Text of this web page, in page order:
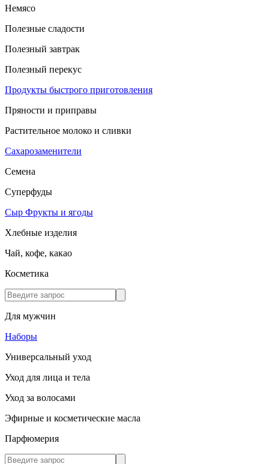
Немясо
Полезные сладости
Полезный завтрак
Полезный перекус
Продукты быстрого приготовления
Пряности и приправы
Растительное молоко и сливки
Сахарозаменители
Семена
Суперфуды
Сыр Фрукты и ягоды
Хлебные изделия
Чай, кофе, какао
Косметика
Для мужчин
Наборы
Универсальный уход
Уход для лица и тела
Уход за волосами
Эфирные и косметические масла
Парфюмерия